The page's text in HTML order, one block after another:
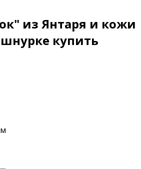
из Янтаря и кожи
купить